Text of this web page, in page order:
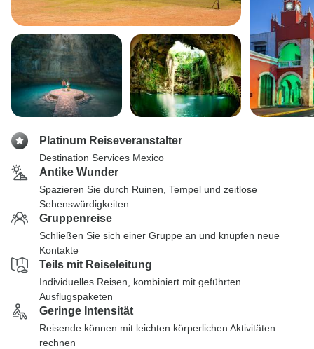
Platinum Reiseveranstalter
Destination Services Mexico
Antike Wunder
Spazieren Sie durch Ruinen, Tempel und zeitlose
Sehenswürdigkeiten
Gruppenreise
Schließen Sie sich einer Gruppe an und knüpfen neue
Kontakte
Teils mit Reiseleitung
Individuelles Reisen, kombiniert mit geführten
Ausflugspaketen
Geringe Intensität
Reisende können mit leichten körperlichen Aktivitäten
rechnen